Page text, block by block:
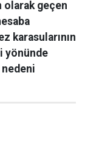
geçen
karasularının
yönünde
nedeni